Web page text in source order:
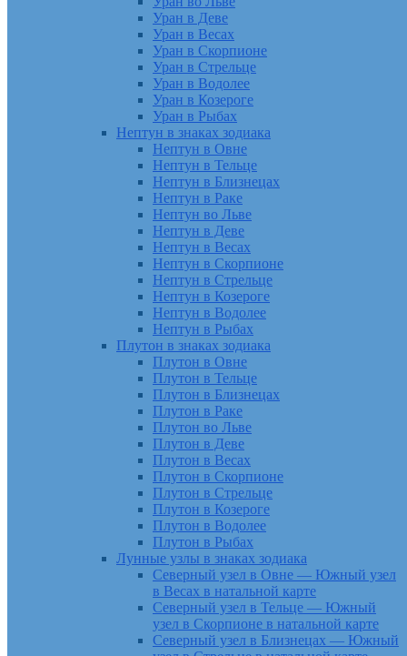
Уран в Деве
Уран в Весах
Уран в Скорпионе
Уран в Стрельце
Уран в Водолее
Уран в Козероге
Уран в Рыбах
Нептун в знаках зодиака
Нептун в Овне
Нептун в Тельце
Нептун в Близнецах
Нептун в Раке
Нептун во Льве
Нептун в Деве
Нептун в Весах
Нептун в Скорпионе
Нептун в Стрельце
Нептун в Козероге
Нептун в Водолее
Нептун в Рыбах
Плутон в знаках зодиака
Плутон в Овне
Плутон в Тельце
Плутон в Близнецах
Плутон в Раке
Плутон во Льве
Плутон в Деве
Плутон в Весах
Плутон в Скорпионе
Плутон в Стрельце
Плутон в Козероге
Плутон в Водолее
Плутон в Рыбах
Лунные узлы в знаках зодиака
Северный узел в Овне — Южный узел
в Весах в натальной карте
Северный узел в Тельце — Южный
узел в Скорпионе в натальной карте
Северный узел в Близнецах — Южный